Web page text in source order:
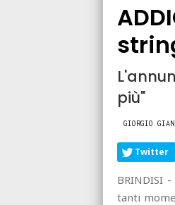
più"
GIORGIO
Twitter
BRINDISI
tanti